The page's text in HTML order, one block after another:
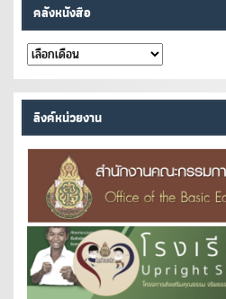
คลังหนังสือ
คลัง
หนังสือ
ลิงค์หน่วยงาน